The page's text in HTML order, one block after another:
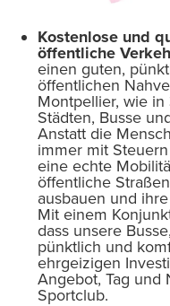
Kostenlose und
öffentliche
einen guten,
öffentlichen
Montpellier, wie
Städten, Busse
Anstatt die
immer mit
eine echte
öffentliche
ausbauen und
Mit einem
dass unsere
pünktlich und
ehrgeizigen
Angebot, Tag und
Sportclub.